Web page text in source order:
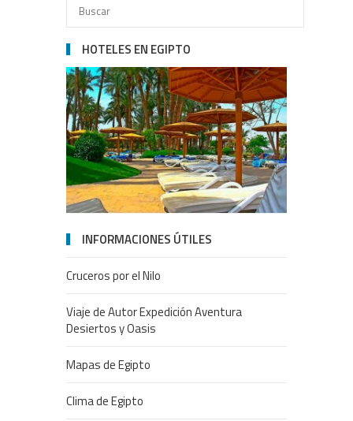
HOTELES EN EGIPTO
INFORMACIONES ÚTILES
Cruceros por el Nilo
Viaje de Autor Expedición Aventura
Desiertos y Oasis
Mapas de Egipto
Clima de Egipto